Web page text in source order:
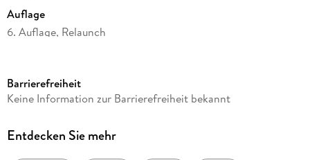
Reiseziele
Praktisches
Auflage
6. Auflage, Relaunch
Reihe
Herausgegeben von
Barrierefreiheit
Keine Information zur Barrierefreiheit bekannt
Entdecken Sie mehr